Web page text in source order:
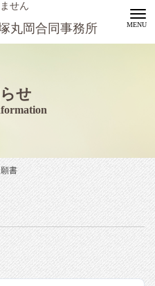
せん
丸岡合同事務所
せ
書